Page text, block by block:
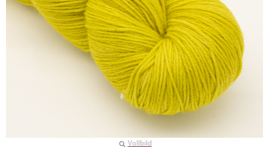
Vollbild